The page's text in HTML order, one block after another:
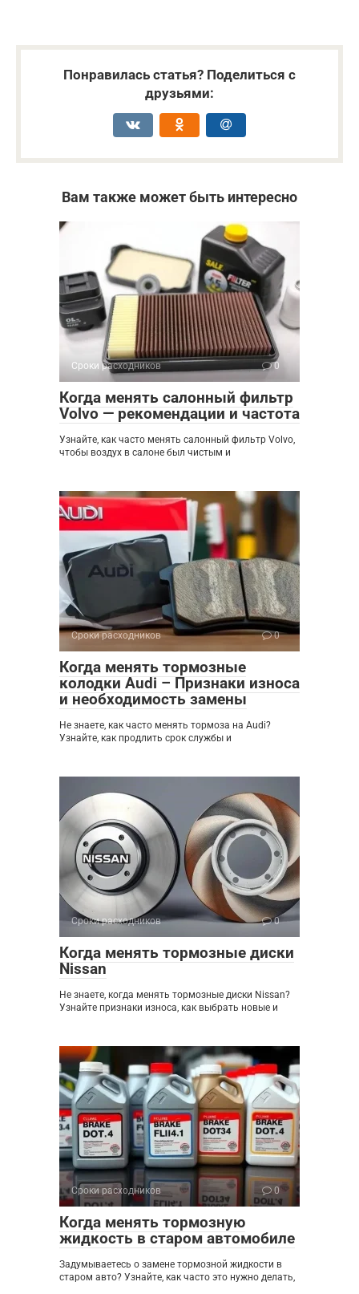
Понравилась статья? Поделиться с
друзьями:
Вам также может быть интересно
Сроки расходников 0
Когда менять салонный фильтр
Volvo — рекомендации и частота
Узнайте, как часто менять салонный фильтр Volvo,
чтобы воздух в салоне был чистым и
Сроки расходников 0
Когда менять тормозные
колодки Audi – Признаки износа
и необходимость замены
Не знаете, как часто менять тормоза на Audi?
Узнайте, как продлить срок службы и
Сроки расходников 0
Когда менять тормозные диски
Nissan
Не знаете, когда менять тормозные диски Nissan?
Узнайте признаки износа, как выбрать новые и
Сроки расходников 0
Когда менять тормозную
жидкость в старом автомобиле
Задумываетесь о замене тормозной жидкости в
старом авто? Узнайте, как часто это нужно делать,